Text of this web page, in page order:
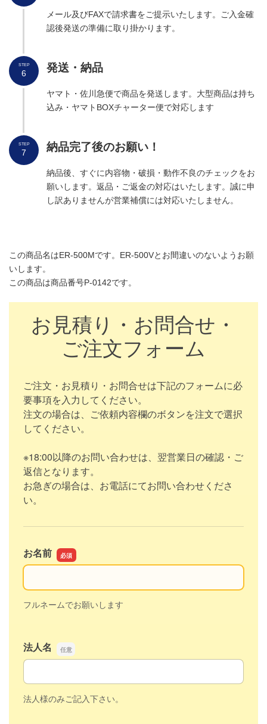
メール及びFAXで請求書をご提示いたします。ご入金確
認後発送の準備に取り掛かります。
発送 ・納品
ヤマト・佐川急便で商品を発送します。大型商品は持ち
込み・ヤマトBOXチャーター便で対応します
STEP
6
納品完了後のお願い！
納品後、すぐに内容物・破損・動作不良のチェックをお
願いします。返品・ご返金の対応はいたします。誠に申
し訳ありませんが営業補償には対応いたしません。
STEP
7
この商品名はER-500Mです。ER-500Vとお間違いのないようお願
いします。
この商品は商品番号P-0142です。